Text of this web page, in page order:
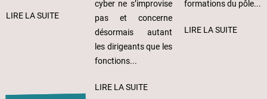
LIRE LA SUITE
cyber ne s’improvise
pas et concerne
désormais autant
les dirigeants que les
fonctions...
LIRE LA SUITE
formations du pôle...
LIRE LA SUITE